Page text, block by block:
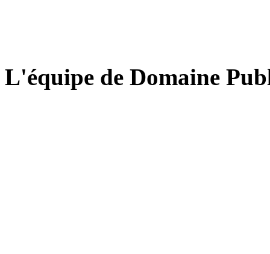
L'équipe de Domaine